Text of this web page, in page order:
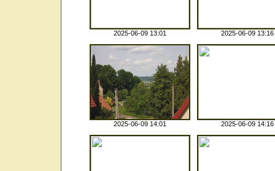
2025-06-09 13:01 2025-06-09 13:16
2025-06-09 14:01 2025-06-09 14:16